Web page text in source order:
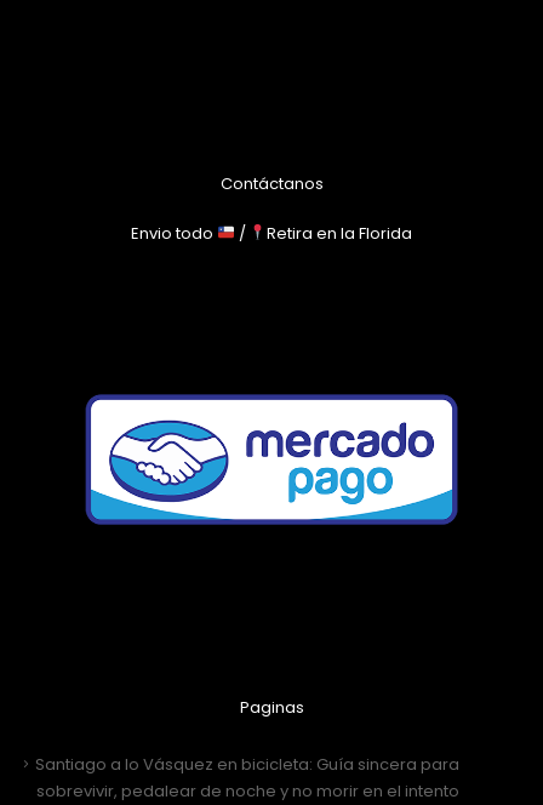
Contáctanos
Envio todo / Retira en la Florida
Paginas
Santiago a lo Vásquez en bicicleta: Guía sincera para
sobrevivir, pedalear de noche y no morir en el intento